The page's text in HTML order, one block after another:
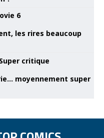
les rires beaucoup
moyennement super